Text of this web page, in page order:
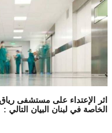
اثر الإعتداء على مستشفى
الخاصة في لبنان البيان التالي :